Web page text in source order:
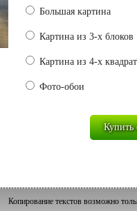
Большая картина
Картина из 3-х блоков
Картина из 4-х
Фото-обои
Копирование текстов возможно